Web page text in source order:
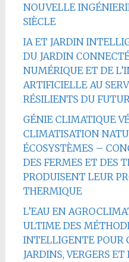
NOUVELLE
SIÈCLE
IA ET JARDIN
DU JARDIN
NUMÉRIQUE ET DE
ARTIFICIELLE AU
RÉSILIENTS DU
GÉNIE CLIMATIQUE
CLIMATISATION
ÉCOSYSTÈMES –
DES FERMES ET DES
PRODUISENT LEUR
THERMIQUE
L’EAU EN
ULTIME DES
INTELLIGENTE POUR
JARDINS, VERGERS